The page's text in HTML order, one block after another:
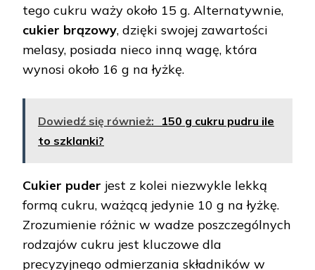
tego cukru waży około 15 g. Alternatywnie,
cukier brązowy, dzięki swojej zawartości
melasy, posiada nieco inną wagę, która
wynosi około 16 g na łyżkę.
Dowiedź się również:
150 g cukru pudru ile
to szklanki?
Cukier puder jest z kolei niezwykle lekką
formą cukru, ważącą jedynie 10 g na łyżkę.
Zrozumienie różnic w wadze poszczególnych
rodzajów cukru jest kluczowe dla
precyzyjnego odmierzania składników w